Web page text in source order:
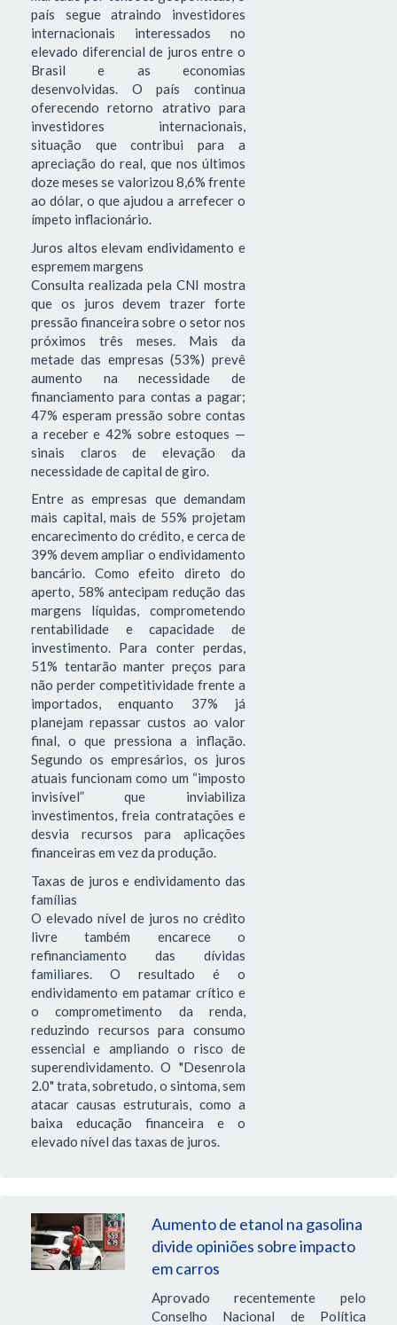
país segue atraindo investidores
internacionais interessados no
elevado diferencial de juros entre o
Brasil e as economias
desenvolvidas. O país continua
oferecendo retorno atrativo para
investidores internacionais,
situação que contribui para a
apreciação do real, que nos últimos
doze meses se valorizou 8,6% frente
ao dólar, o que ajudou a arrefecer o
ímpeto inflacionário.
Juros altos elevam endividamento e
espremem margens
Consulta realizada pela CNI mostra
que os juros devem trazer forte
pressão financeira sobre o setor nos
próximos três meses. Mais da
metade das empresas (53%) prevê
aumento na necessidade de
financiamento para contas a pagar;
47% esperam pressão sobre contas
a receber e 42% sobre estoques —
sinais claros de elevação da
necessidade de capital de giro.
Entre as empresas que demandam
mais capital, mais de 55% projetam
encarecimento do crédito, e cerca de
39% devem ampliar o endividamento
bancário. Como efeito direto do
aperto, 58% antecipam redução das
margens líquidas, comprometendo
rentabilidade e capacidade de
investimento. Para conter perdas,
51% tentarão manter preços para
não perder competitividade frente a
importados, enquanto 37% já
planejam repassar custos ao valor
final, o que pressiona a inflação.
Segundo os empresários, os juros
atuais funcionam como um “imposto
invisível” que inviabiliza
investimentos, freia contratações e
desvia recursos para aplicações
financeiras em vez da produção.
Taxas de juros e endividamento das
famílias
O elevado nível de juros no crédito
livre também encarece o
refinanciamento das dívidas
familiares. O resultado é o
endividamento em patamar crítico e
o comprometimento da renda,
reduzindo recursos para consumo
essencial e ampliando o risco de
superendividamento. O "Desenrola
2.0" trata, sobretudo, o sintoma, sem
atacar causas estruturais, como a
baixa educação financeira e o
elevado nível das taxas de juros.
Aumento de etanol na gasolina
divide opiniões sobre impacto
em carros
Aprovado recentemente pelo
Conselho Nacional de Política